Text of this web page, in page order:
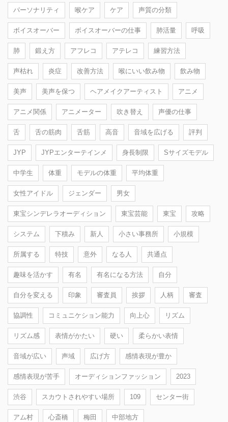
パーソナリティ 喉ケア ケア 声質の分類
ボイスオーバー ボイスオーバーの仕事 肺活量 呼吸
肺 鍛え方 アフレコ アテレコ 練習方法
声枯れ 炎症 改善方法 喉にいい飲み物 飲み物
美声 美声を保つ ヘアメイクアーティスト アニメ
アニメ関係 アニメーター 吹き替え 声優の仕事
舌 舌の筋肉 舌筋 高音 音域を広げる 評判
JYP JYPエンターテインメ 身長制限 Sサイズモデル
中学生 体重 モデルの体重 平均体重
女性アイドル ジェンダー 男女
東宝シンデレラオーディション 東宝芸能 東宝 攻略
システム 下積み 新人 小さい事務所 小規模
所属する 特技 意外 なる人 共通点
趣味を活かす 有名 有名になる方法 自分
自分を変える 印象 審査員 挨拶 人柄 審査
協調性 コミュニケション能力 向上心 リズム
リズム感 表情がかたい 硬い 柔らかい表情
音域が広い 声域 広げ方 感情表現が豊か
感情表現が苦手 オーディションファッション 2023
渋谷 スカウトされやすい場所 109 センター街
アム村 心斎橋 梅田 中部地方